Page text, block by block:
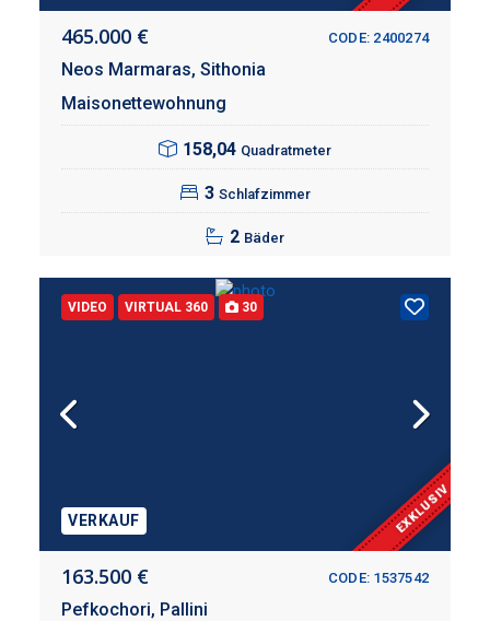
465.000 € CODE: 2400274
Neos Marmaras, Sithonia
Maisonettewohnung
158,04 Quadratmeter
3 Schlafzimmer
2 Bäder
VIDEO VIRTUAL 360 30
VERKAUF EXKLUSIV
163.500 € CODE: 1537542
Pefkochori, Pallini